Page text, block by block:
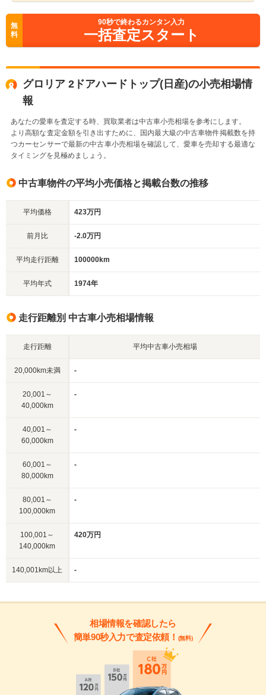
無
料
90秒で終わるカンタン入力
一括査定スタート
グロリア 2ドアハードトップ(日産)の小売相場情
報
あなたの愛車を査定する時、買取業者は中古車小売相場を参考にします。
より高額な査定金額を引き出すために、国内最大級の中古車物件掲載数を持
つカーセンサーで最新の中古車小売相場を確認して、愛車を売却する最適な
タイミングを見極めましょう。
中古車物件の平均小売価格と掲載台数の推移
平均価格 423万円
前月比 -2.0万円
平均走行距離 100000km
平均年式 1974年
走行距離別 中古車小売相場情報
走行距離 平均中古車小売相場
20,000km未満 -
20,001～
40,000km
-
40,001～
60,000km
-
60,001～
80,000km
-
80,001～
100,000km
-
100,001～
140,000km
420万円
140,001km以上 -
相場情報を確認したら
簡単90秒入力で査定依頼！ (無料)